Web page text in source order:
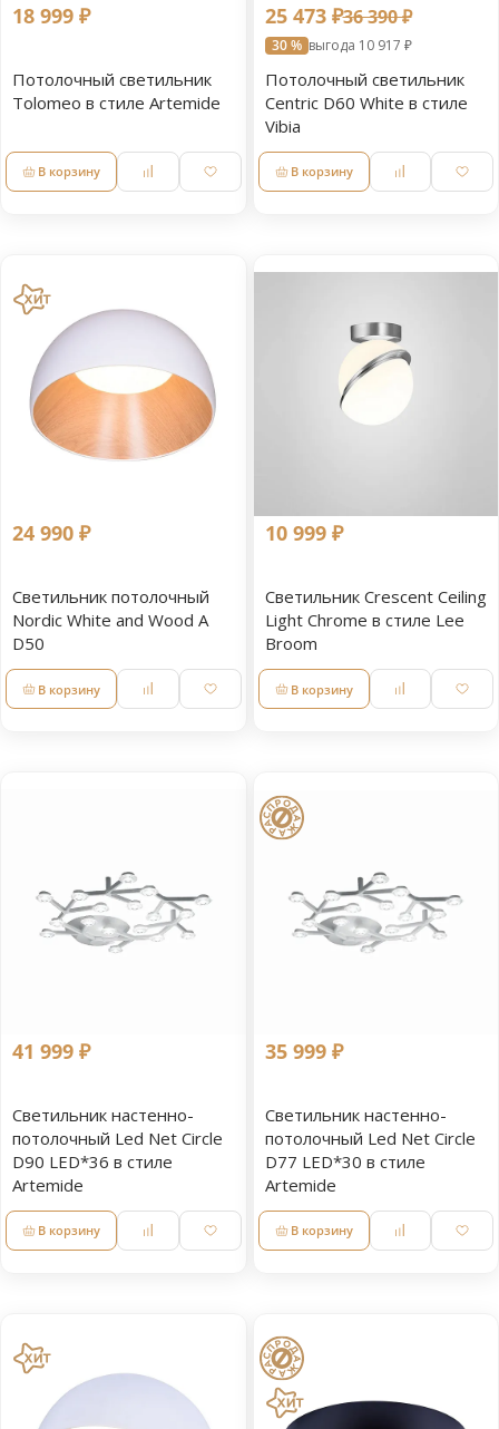
18 999 ₽
Потолочный светильник
Tolomeo в стиле Artemide
В корзину
25 473 ₽36 390 ₽
30 % выгода 10 917 ₽
Потолочный светильник
Centric D60 White в стиле
Vibia
В корзину
24 990 ₽
Светильник потолочный
Nordic White and Wood A
D50
В корзину
10 999 ₽
Светильник Crescent Ceiling
Light Chrome в стиле Lee
Broom
В корзину
41 999 ₽
Светильник настенно-
потолочный Led Net Circle
D90 LED*36 в стиле
Artemide
В корзину
35 999 ₽
Светильник настенно-
потолочный Led Net Circle
D77 LED*30 в стиле
Artemide
В корзину